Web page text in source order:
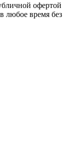
офертой
любое время без